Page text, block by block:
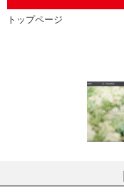
トップページ